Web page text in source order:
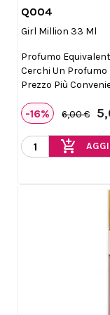
Q004
Girl Million 33 Ml
Profumo
Cerchi Un Profumo
Prezzo Più
-16% 6,00 €
add_shopping_cart